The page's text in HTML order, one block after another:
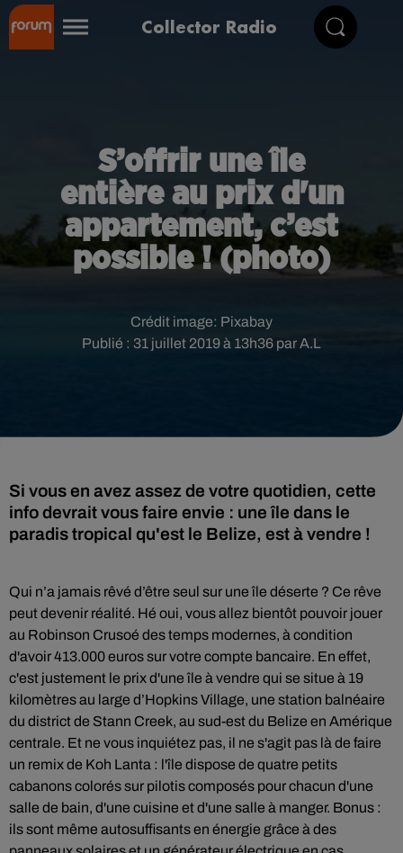
Collector Radio
S’offrir une île
entière au prix d'un
appartement, c’est
possible ! (photo)
Publié : 31 juillet 2019 à 13h36 par A.L
Crédit image: Pixabay
Si vous en avez assez de votre quotidien, cette
info devrait vous faire envie : une île dans le
paradis tropical qu'est le Belize, est à vendre !
Qui n’a jamais rêvé d’être seul sur une île déserte ? Ce rêve
peut devenir réalité. Hé oui, vous allez bientôt pouvoir jouer
au Robinson Crusoé des temps modernes, à condition
d'avoir413.000 euros sur votre compte bancaire. En effet,
c'est justement le prix d'une île à vendre qui se situe à 19
kilomètres au large d’Hopkins Village, une station balnéaire
du district de Stann Creek, au sud-est du Belize en Amérique
centrale. Et ne vous inquiétez pas, il ne s'agit pas là de faire
un remix de Koh Lanta : l'île dispose de quatre petits
cabanons colorés sur pilotis composés pour chacun d'une
salle de bain, d'une cuisine et d'une salle à manger. Bonus :
ils sont même autosuffisants en énergie grâce à des